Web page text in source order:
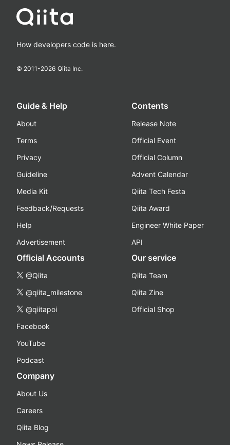
How developers code is here.
© 2011-2026 Qiita Inc.
Guide & Help
About
Terms
Privacy
Guideline
Media Kit
Feedback/Requests
Help
Advertisement
Contents
Release Note
Official Event
Official Column
Advent Calendar
Qiita Tech Festa
Qiita Award
Engineer White Paper
API
Official Accounts
@Qiita
@qiita_milestone
@qiitapoi
Facebook
YouTube
Podcast
Our service
Qiita Team
Qiita Zine
Official Shop
Company
About Us
Careers
Qiita Blog